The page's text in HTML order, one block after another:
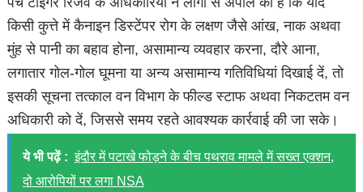
किसी कुत्ते में कैनाइन डिस्टेंपर रोग के लक्षण जैसे आंख, नाक अथवा
मुंह से पानी का बहाव होना, असामान्य व्यवहार करना, दौरे आना,
लगातार गोल-गोल घूमना या अन्य असामान्य गतिविधियां दिखाई दें, तो
इसकी सूचना तत्काल वन विभाग के फील्ड स्टाफ अथवा निकटतम वन
अधिकारी को दें, जिससे समय रहते आवश्यक कार्रवाई की जा सके।
ये भी पढ़ें : इंदौर में पटाखे फोड़ने के बीच पथराव मामले में सख्त एक्शन,
दो आरोपियों पर लगा NSA